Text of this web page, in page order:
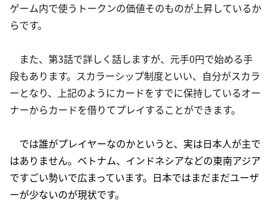
ゲーム内で使うトークンの価値そのものが上昇しているか
らです。
また、第3話で詳しく話しますが、元手0円で始める手
段もあります。スカラーシップ制度といい、自分がスカラ
ーとなり、上記のようにカードをすでに保持しているオー
ナーからカードを借りてプレイすることができます。
では誰がプレイヤーなのかというと、実は日本人が主で
はありません。ベトナム、インドネシアなどの東南アジア
ですごい勢いで広まっています。日本ではまだまだユーザ
ーが少ないのが現状です。